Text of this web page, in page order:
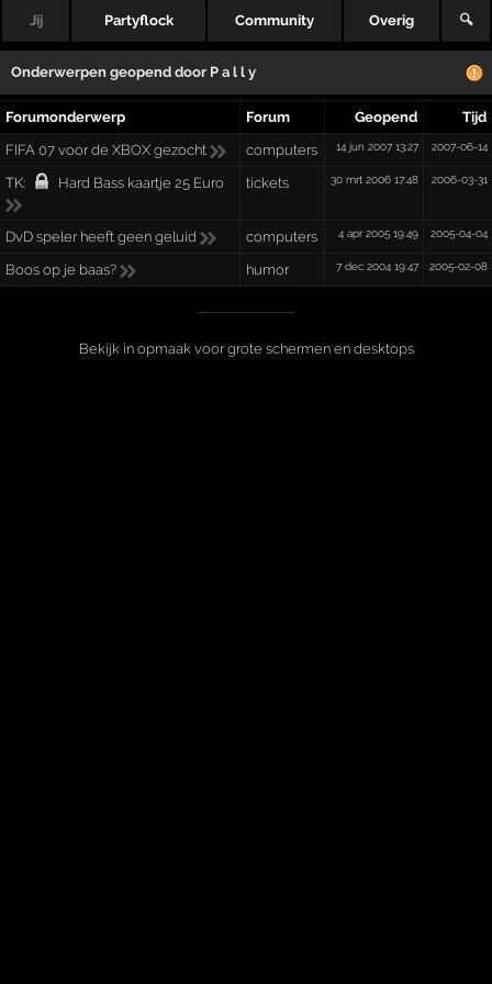
Jij Partyflock Community Overig 🔍
Onderwerpen geopend door P a l l y
Forumonderwerp Forum Geopend
Tijd
FIFA 07 voor de XBOX gezocht
computers 14 jun 2007 13:27 2007-06-14
TK: Hard Bass kaartje 25 Euro tickets 30 mrt 2006 17:48 2006-03-31
DvD speler heeft geen geluid computers 4 apr 2005 19:49 2005-04-04
Boos op je baas? humor 7 dec 2004 19:47 2005-02-08
Bekijk in opmaak voor grote schermen en desktops